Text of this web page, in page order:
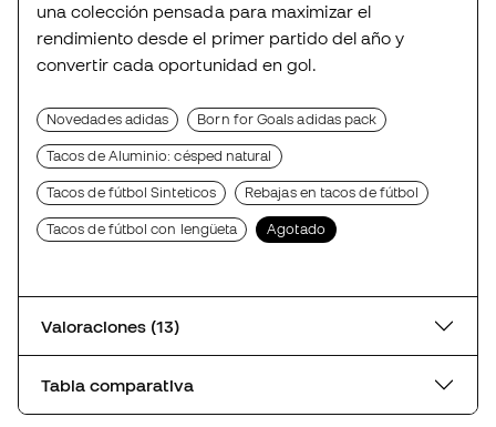
una colección pensada para maximizar el
rendimiento desde el primer partido del año y
convertir cada oportunidad en gol.
Novedades adidas Born for Goals adidas pack
Tacos de Aluminio: césped natural
Tacos de fútbol Sinteticos Rebajas en tacos de fútbol
Tacos de fútbol con lengüeta Agotado
Valoraciones (13)
Tabla comparativa